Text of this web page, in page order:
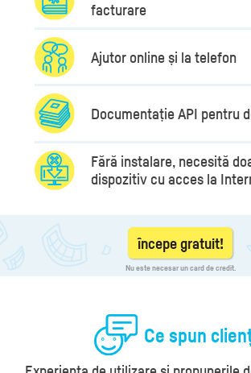
facturare
Ajutor online și la telefon
Documentație API pentru
Fără instalare, necesită
dispozitiv cu acces la
începe gratuit!
Nu este necesar un card de credit.
Ce spun